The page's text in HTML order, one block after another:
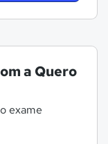
a Quero
exame